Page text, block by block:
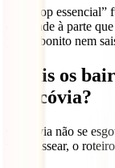
Este “top
da cidade à parte
postal bonito nem
Quais os
Cracóvia?
Cracóvia não se
vais passear, o